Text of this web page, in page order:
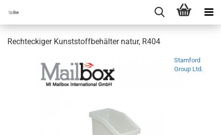
Rechteckiger Kunststoffbehälter natur, R404
Stamford
Group Ltd.